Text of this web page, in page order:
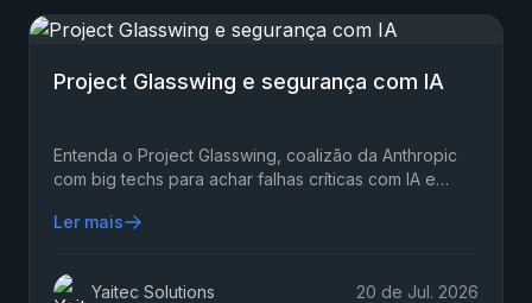
Project Glasswing e segurança com IA
Entenda o Project Glasswing, coalizão da Anthropic
com big techs para achar falhas críticas com IA e
Ler mais
Yaitec Solutions 20 de Jul. 2026